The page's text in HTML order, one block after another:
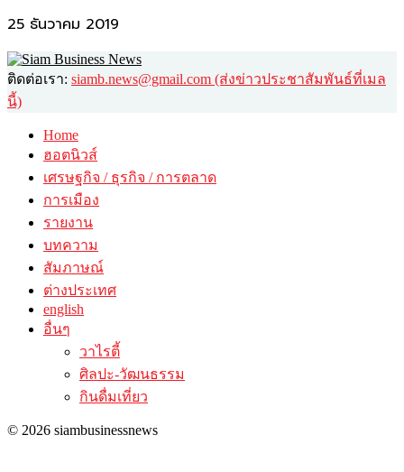
25 ธันวาคม 2019
ติดต่อเรา: siamb.news@gmail.com (ส่งข่าวประชาสัมพันธ์ที่เมล
นี้)
Home
ฮอตนิวส์
เศรษฐกิจ / ธุรกิจ / การตลาด
การเมือง
รายงาน
บทความ
สัมภาษณ์
ต่างประเทศ
english
อื่นๆ
วาไรตี้
ศิลปะ-วัฒนธรรม
กินดื่มเที่ยว
© 2026 siambusinessnews